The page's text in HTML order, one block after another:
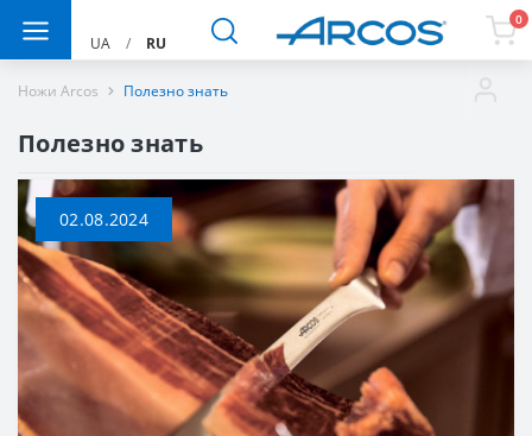
UA / RU
0
Ножи Arcos Полезно знать
Полезно знать
02.08.2024